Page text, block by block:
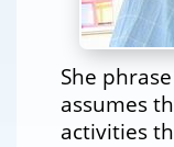
She
assumes
activities